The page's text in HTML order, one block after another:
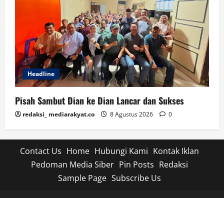
Headline
Pisah Sambut Dian ke Dian Lancar dan Sukses
redaksi_ mediarakyat.co 8 Agustus 2026 0
Contact Us Home Hubungi Kami Kontak Iklan
Pedoman Media Siber Pin Posts Redaksi
Sample Page Subscribe Us